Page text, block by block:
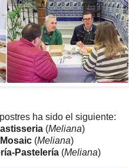
ha sido el siguiente:
(Meliana)
(Meliana)
Pastelería(Meliana)